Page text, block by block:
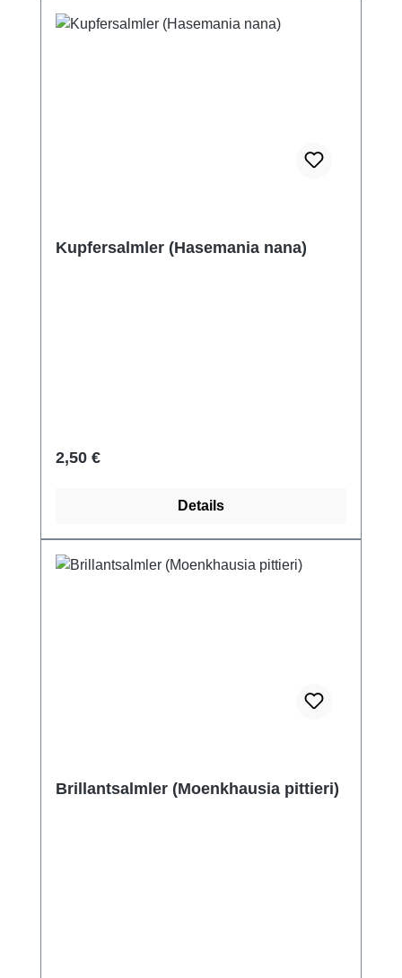
Kupfersalmler (Hasemania nana)
Regulärer Preis:
2,50 €
Details
Brillantsalmler (Moenkhausia pittieri)